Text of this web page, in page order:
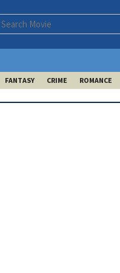
FANTASY CRIME ROMANCE